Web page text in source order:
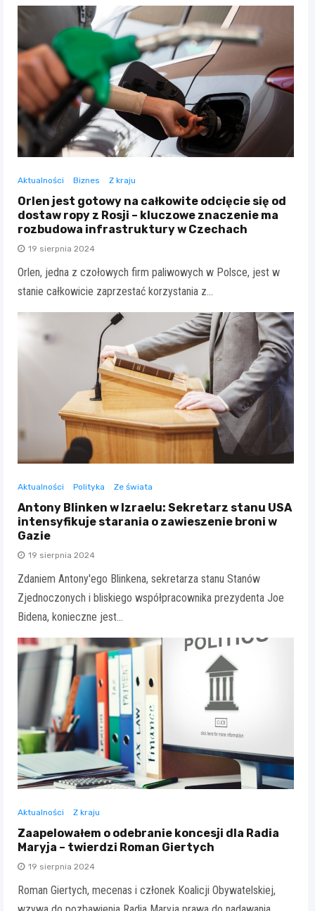
Aktualności Biznes Z kraju
Orlen jest gotowy na całkowite odcięcie się od
dostaw ropy z Rosji – kluczowe znaczenie ma
rozbudowa infrastruktury w Czechach
19 sierpnia 2024
Orlen, jedna z czołowych firm paliwowych w Polsce, jest w
stanie całkowicie zaprzestać korzystania z…
Aktualności Polityka Ze świata
Antony Blinken w Izraelu: Sekretarz stanu USA
intensyfikuje starania o zawieszenie broni w
Gazie
19 sierpnia 2024
Zdaniem Antony'ego Blinkena, sekretarza stanu Stanów
Zjednoczonych i bliskiego współpracownika prezydenta Joe
Bidena, konieczne jest…
Aktualności Z kraju
Zaapelowałem o odebranie koncesji dla Radia
Maryja – twierdzi Roman Giertych
19 sierpnia 2024
Roman Giertych, mecenas i członek Koalicji Obywatelskiej,